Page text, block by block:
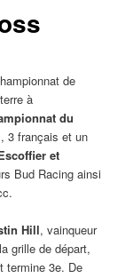
de
à
du
3 français et un
et
Bud Racing ainsi
Hill, vainqueur
grille de départ,
termine 3e. De